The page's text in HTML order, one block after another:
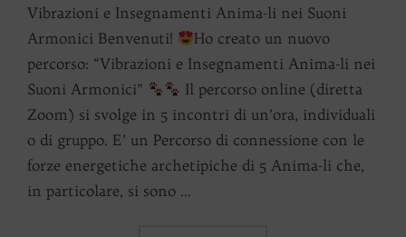
Vibrazioni e Insegnamenti Anima-li nei Suoni
Armonici Benvenuti!
Ho creato un nuovo
percorso: “Vibrazioni e Insegnamenti Anima-li nei
Suoni Armonici”
Il percorso online (diretta
Zoom) si svolge in 5 incontri di un’ora, individuali
o di gruppo. E’ un Percorso di connessione con le
forze energetiche archetipiche di 5 Anima-li che,
in particolare, si sono …